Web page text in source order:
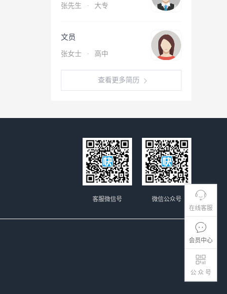
在线客服
会员中心
公 众 号
张先生 · 大专
文员
张女士 · 高中
查看更多简历
微信公众号
客服微信号